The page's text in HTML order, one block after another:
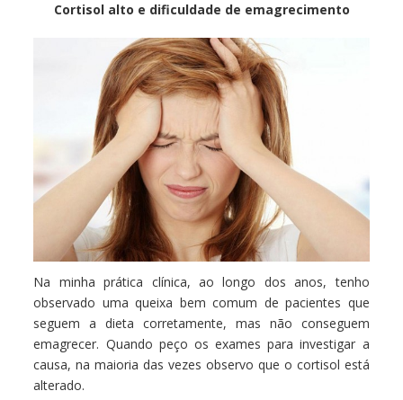
Cortisol alto e dificuldade de emagrecimento
Na minha prática clínica, ao longo dos anos, tenho
observado uma queixa bem comum de pacientes que
seguem a dieta corretamente, mas não conseguem
emagrecer. Quando peço os exames para investigar a
causa, na maioria das vezes observo que o cortisol está
alterado.